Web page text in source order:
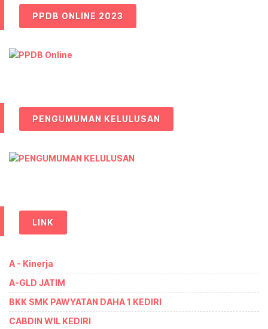
PPDB ONLINE 2023
PENGUMUMAN KELULUSAN
LINK
A - Kinerja
A-GLD JATIM
BKK SMK PAWYATAN DAHA 1 KEDIRI
CABDIN WIL KEDIRI